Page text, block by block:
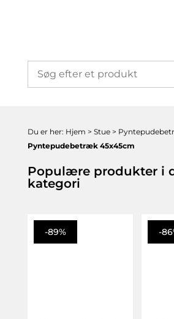
Du er her: Hjem > Stue>
Pyntepudebetræk 45x45cm
Populære produkter i
kategori
-89% -